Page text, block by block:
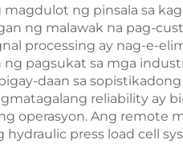
ng pinsala sa
ng malawak na pag-
processing ay nag-e-
pagsukat sa mga
daan sa
reliability ay
operasyon. Ang remote
press load cell